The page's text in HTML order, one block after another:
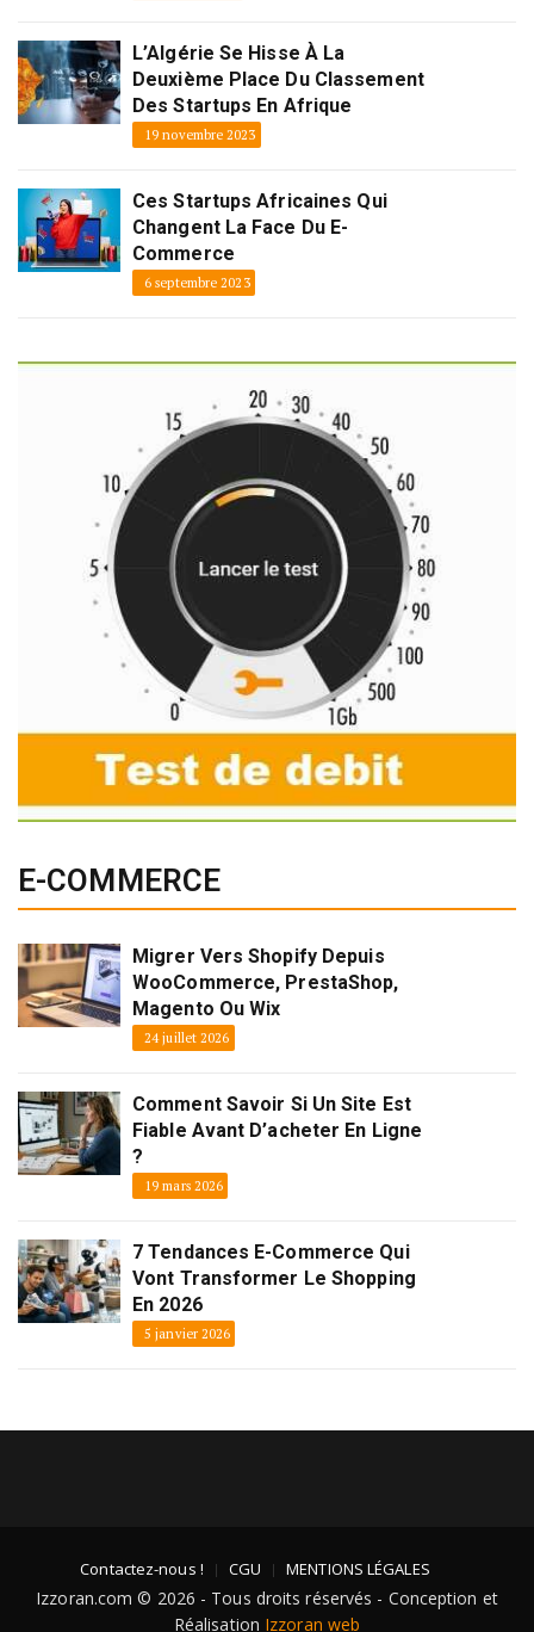
L’Algérie Se Hisse À La
Deuxième Place Du Classement
Des Startups En Afrique
19 novembre 2023
Ces Startups Africaines Qui
Changent La Face Du E-
Commerce
6 septembre 2023
E-COMMERCE
Migrer Vers Shopify Depuis
WooCommerce, PrestaShop,
Magento Ou Wix
24 juillet 2026
Comment Savoir Si Un Site Est
Fiable Avant D’acheter En Ligne
?
19 mars 2026
7 Tendances E-Commerce Qui
Vont Transformer Le Shopping
En 2026
5 janvier 2026
Contactez-nous ! CGU MENTIONS LÉGALES
Izzoran.com © 2026 - Tous droits réservés - Conception et
Réalisation Izzoran web